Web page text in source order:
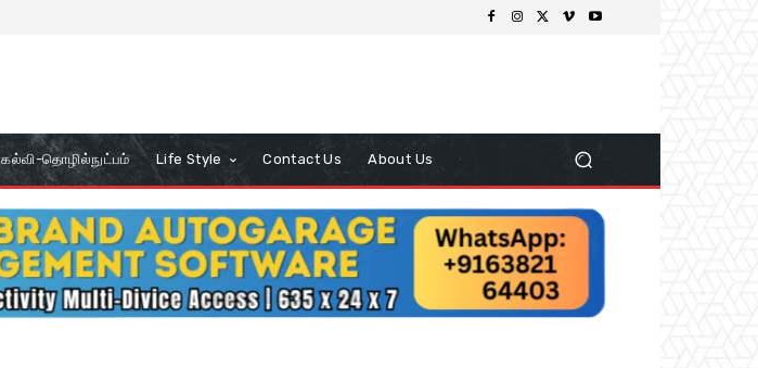
கல்வி-தொழில்நுட்பம் Life Style Contact Us About Us